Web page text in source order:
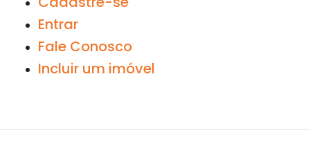
Entrar
Fale Conosco
Incluir um imóvel